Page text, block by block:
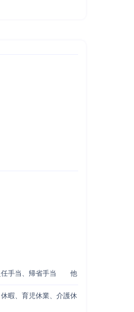
手当、帰省手当　　他
暇、育児休業、介護休